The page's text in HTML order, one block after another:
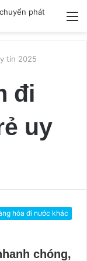
tín 2025
đi
uy
hóa đi nước khác
chóng,